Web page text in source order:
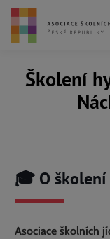
Školení
🎓 O školení
Asociace školních